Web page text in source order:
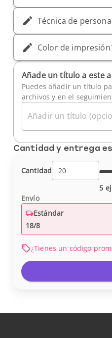
Técnica de
Color de impresión
Añade un título a este
Puedes añadir un título
archivos y en el
Añadir un título
Cantidad y entrega
Cantidad
5
Envío
Estándar
18/8
¿Tienes un código